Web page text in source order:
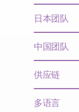
日本团队
中国团队
供应链
多语言